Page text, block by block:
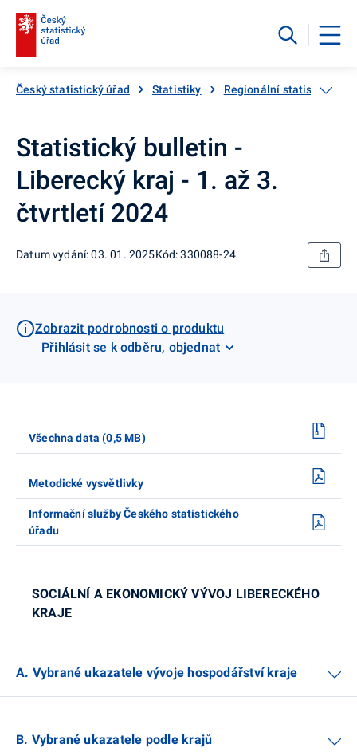
Český statistický úřad Statistiky Regionální statistiky
Statistický bulletin -
Liberecký kraj - 1. až 3.
čtvrtletí 2024
Datum vydání: 03. 01. 2025Kód: 330088-24
Zobrazit podrobnosti o produktu
Přihlásit se k odběru, objednat
Všechna data (0,5 MB)
Metodické vysvětlivky
Informační služby Českého statistického
úřadu
SOCIÁLNÍ A EKONOMICKÝ VÝVOJ LIBERECKÉHO
KRAJE
A. Vybrané ukazatele vývoje hospodářství kraje
B. Vybrané ukazatele podle krajů